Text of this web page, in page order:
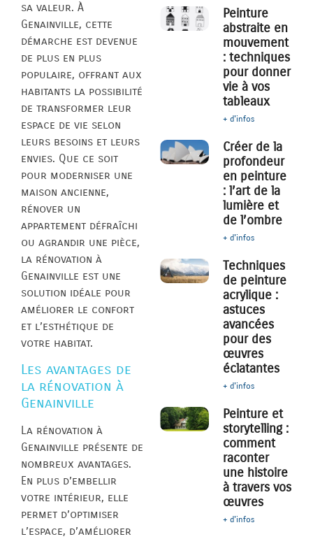
sa valeur. À
Genainville, cette
démarche est devenue
de plus en plus
populaire, offrant aux
habitants la possibilité
de transformer leur
espace de vie selon
leurs besoins et leurs
envies. Que ce soit
pour moderniser une
maison ancienne,
rénover un
appartement défraîchi
ou agrandir une pièce,
la rénovation à
Genainville est une
solution idéale pour
améliorer le confort
et l’esthétique de
votre habitat.
Les avantages de
la rénovation à
Genainville
La rénovation à
Genainville présente de
nombreux avantages.
En plus d’embellir
votre intérieur, elle
permet d’optimiser
l’espace, d’améliorer
Peinture
abstraite en
mouvement
: techniques
pour donner
vie à vos
tableaux
+ d'infos
Créer de la
profondeur
en peinture
: l’art de la
lumière et
de l’ombre
+ d'infos
Techniques
de peinture
acrylique :
astuces
avancées
pour des
œuvres
éclatantes
+ d'infos
Peinture et
storytelling :
comment
raconter
une histoire
à travers vos
œuvres
+ d'infos